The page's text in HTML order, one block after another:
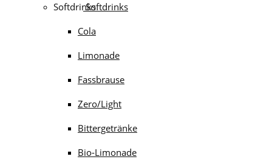
Softdrinks
Cola
Limonade
Fassbrause
Zero/Light
Bittergetränke
Bio-Limonade